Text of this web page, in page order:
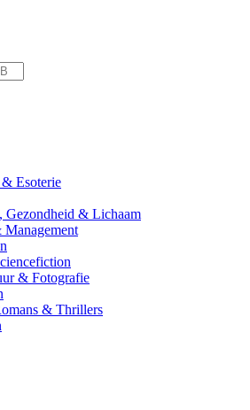
Esoterie
Gezondheid & Lichaam
& Fotografie
& Thrillers